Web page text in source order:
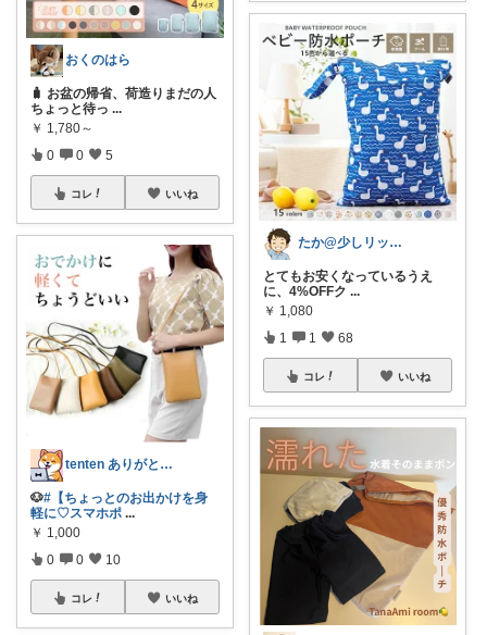
おくのはら
🧳 お盆の帰省、荷造りまだの人
ちょっと待っ ...
￥ 1,780～
0 0 5
コレ いいね
tenten ありがとうございます。😃
🐶#【ちょっとのお出かけを身
軽に♡スマホポ ...
￥ 1,000
0 0 10
コレ いいね
たか@少しリッチな生活がしたいパパ
とてもお安くなっているうえ
に、4%OFFク ...
￥ 1,080
1 1 68
コレ いいね